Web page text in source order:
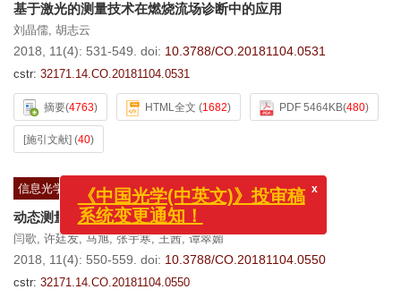
基于激光的测量技术在燃烧流场诊断中的应用
刘晶儒, 胡志云
2018, 11(4): 531-549. doi: 10.3788/CO.20181104.0531
cstr: 32171.14.CO.20181104.0531
摘要(4763) HTML全文 (1682) PDF 5464KB(480)
[施引文献] (40)
信息光学
动态测量的高光谱图像压缩感知
闫歌, 许廷发,马旭,张宇寒,王茜,谭翠媚
2018, 11(4): 550-559. doi: 10.3788/CO.20181104.0550
cstr: 32171.14.CO.20181104.0550
《中国光学(中英文)》投审稿
系统变更通知！